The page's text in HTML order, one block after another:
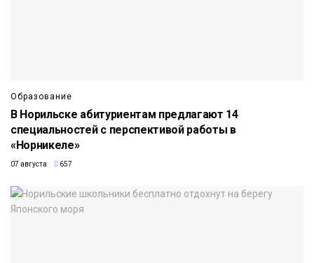
Образование
В Норильске абитуриентам предлагают 14
специальностей с перспективой работы в
«Норникеле»
07 августа 657